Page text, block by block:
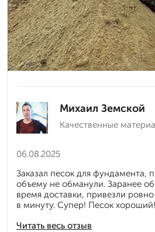
Михаил Земской
Качественные
06.08.2025
Читать весь отзыв
Заказал песок для фундамента,
объему не обманули. Заранее
время доставки, привезли
в минуту. Супер! Песок хороший!